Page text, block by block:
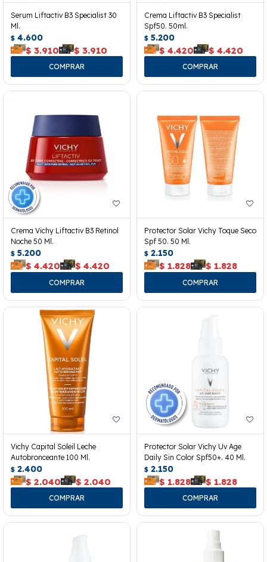
Serum Liftactiv B3 Specialist 30
Ml.
$ 4.600
$ 3.910 $ 3.910
Crema Liftactiv B3 Specialist
Spf50. 50ml.
$ 5.200
$ 4.420 $ 4.420
Crema Vichy Liftactiv B3 Retinol
Noche 50 Ml.
$ 5.200
$ 4.420 $ 4.420
Protector Solar Vichy Toque Seco
Spf 50. 50 Ml.
$ 2.150
$ 1.828 $ 1.828
Vichy Capital Soleil Leche
Autobronceante 100 Ml.
$ 2.400
$ 2.040 $ 2.040
Protector Solar Vichy Uv Age
Daily Sin Color Spf50+. 40 Ml.
$ 2.150
$ 1.828 $ 1.828